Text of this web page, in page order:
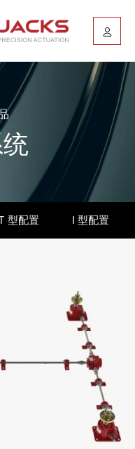
型配置 I 型配置